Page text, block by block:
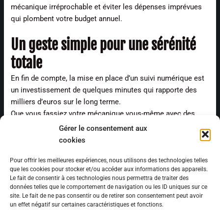
Gérer le consentement aux
cookies
Pour offrir les meilleures expériences, nous utilisons des technologies telles
que les cookies pour stocker et/ou accéder aux informations des appareils.
Le fait de consentir à ces technologies nous permettra de traiter des
données telles que le comportement de navigation ou les ID uniques sur ce
site. Le fait de ne pas consentir ou de retirer son consentement peut avoir
un effet négatif sur certaines caractéristiques et fonctions.
mécanique irréprochable et éviter les dépenses imprévues
qui plombent votre budget annuel.
Un geste simple pour une sérénité
totale
En fin de compte, la mise en place d’un suivi numérique est
un investissement de quelques minutes qui rapporte des
milliers d’euros sur le long terme.
Que vous fassiez votre mécanique vous-même avec des
pièces de qualité ou que vous fassiez confiance à un
professionnel,centraliser l’information
est votre meilleure
de sa voiture ne suffit plus ; il faut posséderla maîtrise
totale de son historique.
←Article précédent Article suivant